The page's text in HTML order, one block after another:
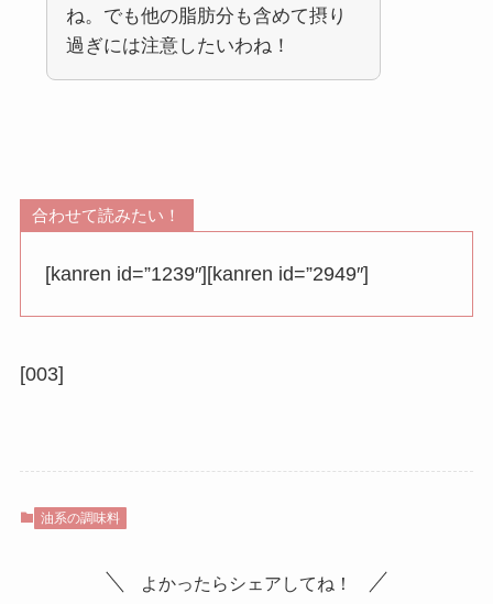
ね。でも他の脂肪分も含めて摂り
過ぎには注意したいわね！
合わせて読みたい！
[kanren id=”1239″][kanren id=”2949″]
[003]
油系の調味料
よかったらシェアしてね！